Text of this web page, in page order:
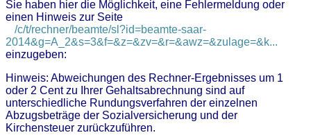
Sie haben hier die Möglichkeit, eine Fehlermeldung oder
einen Hinweis zur Seite
/c/t/rechner/beamte/sl?id=beamte-saar-
2014&g=A_2&s=3&f=&z=&zv=&r=&awz=&zulage=&k...
einzugeben:
Hinweis: Abweichungen des Rechner-Ergebnisses um 1
oder 2 Cent zu Ihrer Gehaltsabrechnung sind auf
unterschiedliche Rundungsverfahren der einzelnen
Abzugsbeträge der Sozialversicherung und der
Kirchensteuer zurückzuführen.